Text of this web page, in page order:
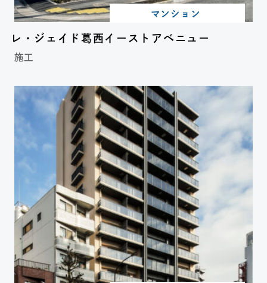
マンション
レ・ジェイド葛西イーストアベニュー
施工